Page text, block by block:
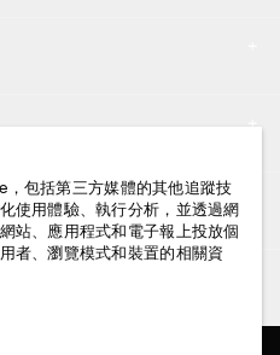
包括第三方媒體的其他追蹤技
使用體驗、執行分析，並透過網
站、應用程式和電子報上投放個
者、瀏覽模式和裝置的相關資